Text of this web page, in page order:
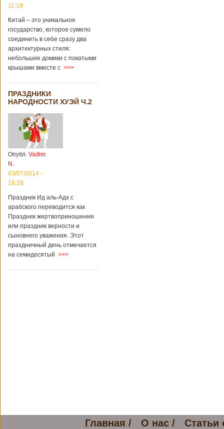
11:19
Китай – это уникальное
государство, которое сумело
соединить в себе сразу два
архитектурных стиля:
небольшие домики с покатыми
крышами вместе с >>>
ПРАЗДНИКИ
НАРОДНОСТИ ХУЭЙ Ч.2
Опубл. Vadim
N.
03/07/2014 -
16:28
Праздник Ид аль-Адх с
арабского переводится как
Праздник жертвоприношения
или праздник верности и
сыновнего уважения. Этот
праздничный день отмечается
на семидесятый >>>
Главная / О нас / Статьи